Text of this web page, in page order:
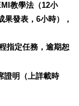
教學法（12小
果發表， 6小時），
指定任務，逾期恕
證明（上詳載時